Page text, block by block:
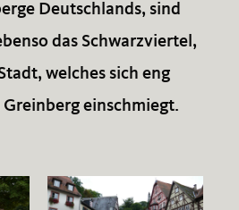
Deutschlands, sind
das Schwarzviertel,
welches sich eng
einschmiegt.